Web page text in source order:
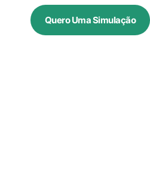
Quero Uma Simulação